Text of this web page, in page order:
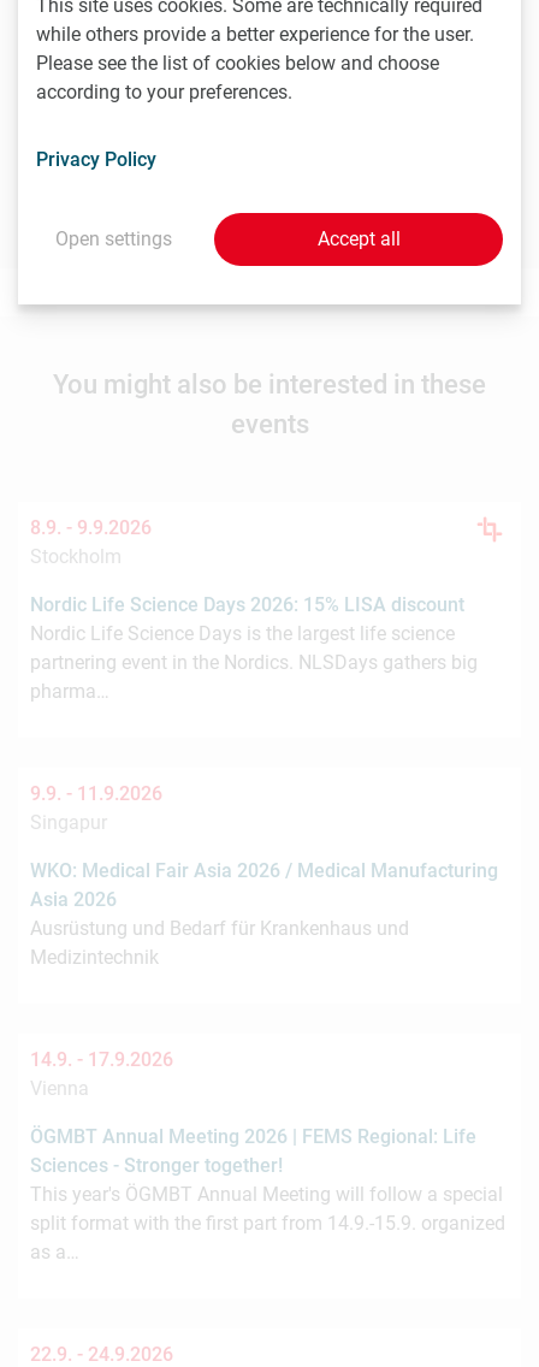
Contact
Philipp Hainzl
Managing Director
+43 699 134 000 19
You might also be interested in these
events
8.9. - 9.9.2026
Stockholm
Nordic Life Science Days 2026: 15% LISA discount
Nordic Life Science Days is the largest life science
partnering event in the Nordics. NLSDays gathers big
pharma…
9.9. - 11.9.2026
Singapur
WKO: Medical Fair Asia 2026 / Medical Manufacturing
Asia 2026
Ausrüstung und Bedarf für Krankenhaus und
Medizintechnik
14.9. - 17.9.2026
Vienna
ÖGMBT Annual Meeting 2026 | FEMS Regional: Life
Sciences - Stronger together!
This year's ÖGMBT Annual Meeting will follow a special
split format with the first part from 14.9.-15.9. organized
as a…
22.9. - 24.9.2026
This site uses cookies. Some are technically required
while others provide a better experience for the user.
Please see the list of cookies below and choose
according to your preferences.
Privacy Policy
Open settings Accept all